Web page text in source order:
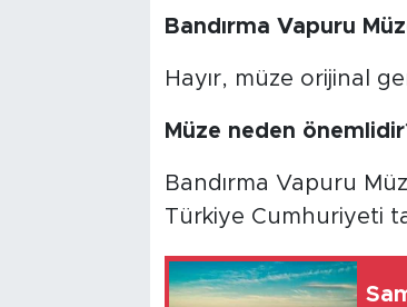
Bandırma Vapuru
Hayır, müze orijinal
Müze neden
Bandırma Vapuru
Türkiye Cumhuriyeti